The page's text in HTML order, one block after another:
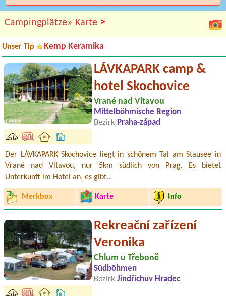
Campingplätze» Karte >
Unser Tip Kemp Keramika
LÁVKAPARK camp &
hotel Skochovice
Vrané nad Vltavou
Mittelböhmische Region
Bezirk Praha-západ
Der LÁVKAPARK Skochovice liegt in schönem Tal am Stausee in
Vrané nad Vltavou, nur 5km südlich von Prag. Es bietet
Unterkunft im Hotel an, es gibt..
Merkbox Karte Info
Rekreační zařízení
Veronika
Chlum u Třeboně
Südböhmen
Bezirk Jindřichův Hradec